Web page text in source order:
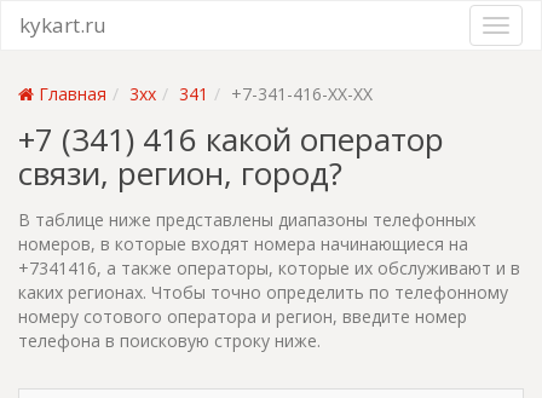
kykart.ru
Главная 3xx 341 +7-341-416-XX-XX
+7 (341) 416 какой оператор
связи, регион, город?
В таблице ниже представлены диапазоны телефонных
номеров, в которые входят номера начинающиеся на
+7341416, а также операторы, которые их обслуживают и в
каких регионах. Чтобы точно определить по телефонному
номеру сотового оператора и регион, введите номер
телефона в поисковую строку ниже.